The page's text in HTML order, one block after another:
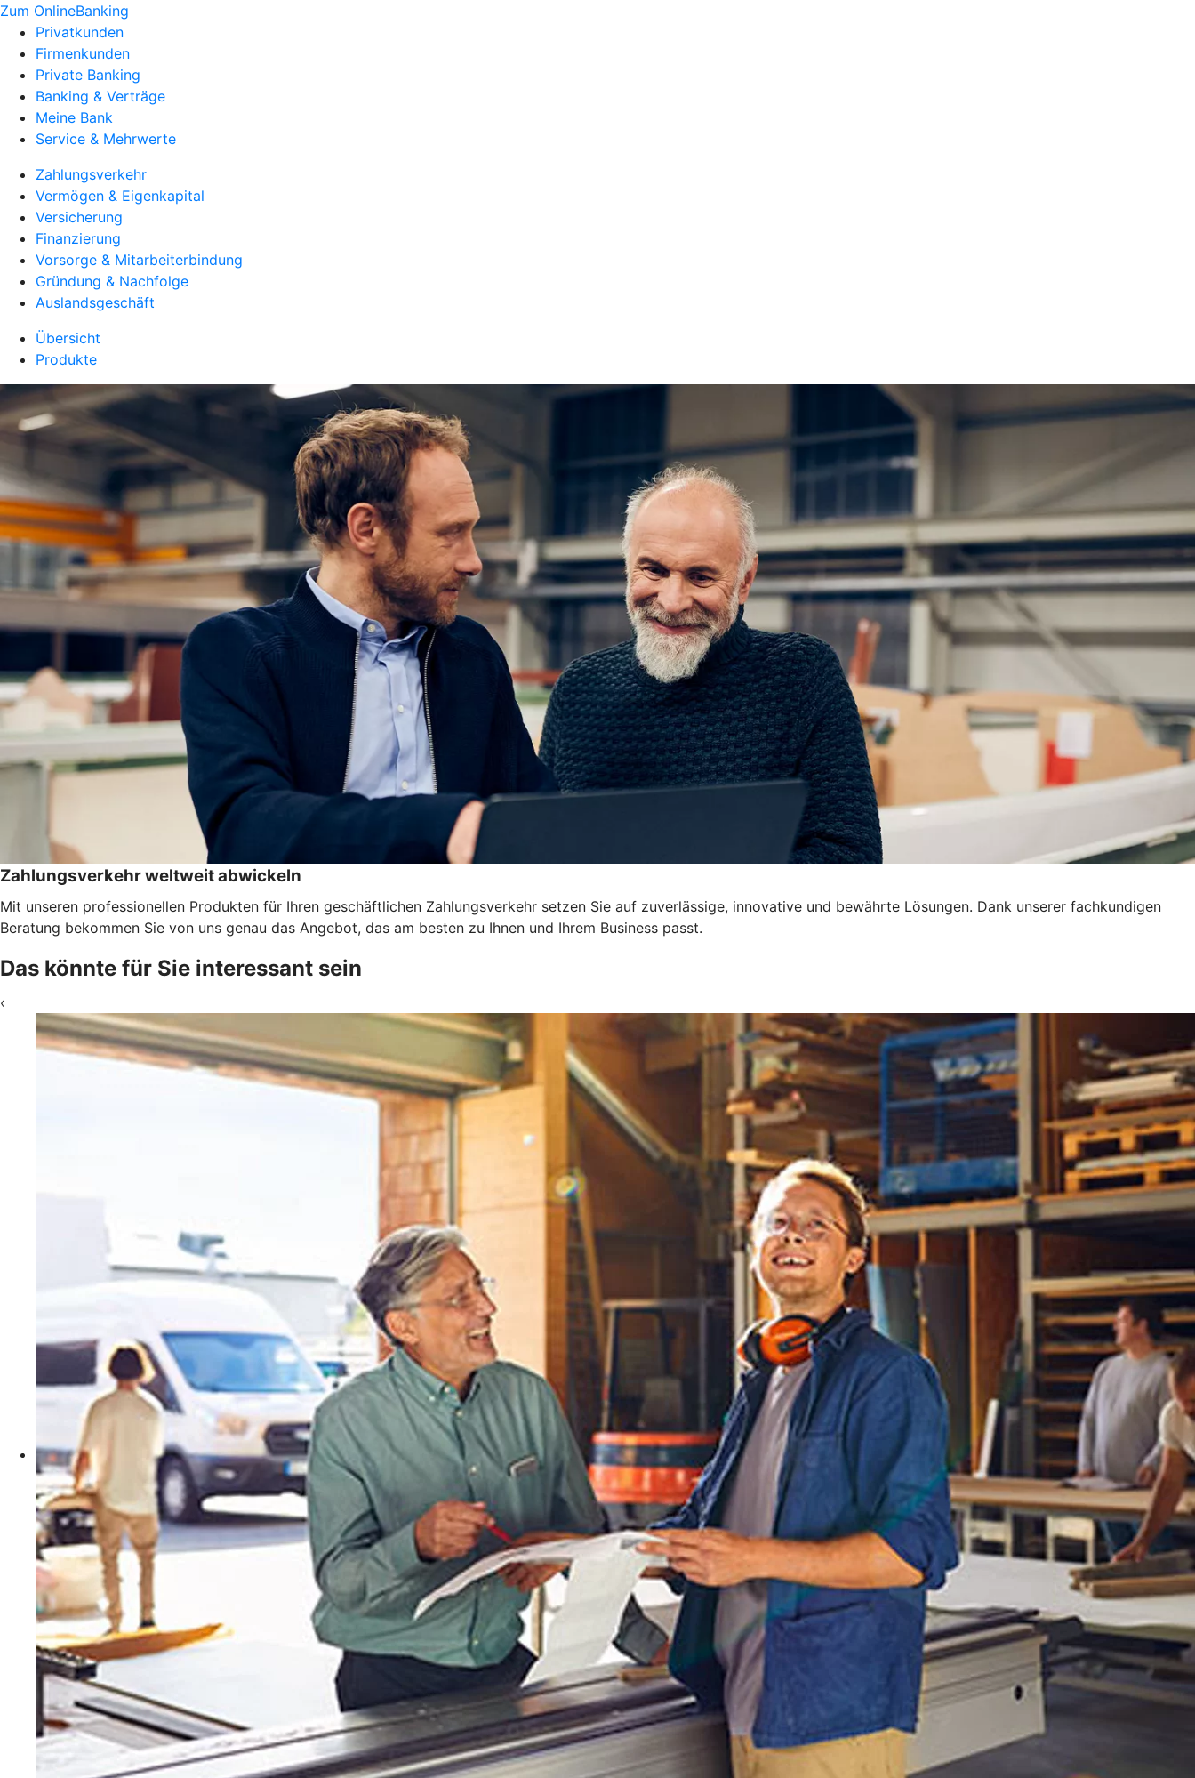
Zum OnlineBanking
Privatkunden
Firmenkunden
Private Banking
Banking & Verträge
Meine Bank
Service & Mehrwerte
Zahlungsverkehr
Vermögen & Eigenkapital
Versicherung
Finanzierung
Vorsorge & Mitarbeiterbindung
Gründung & Nachfolge
Auslandsgeschäft
Übersicht
Produkte
Zahlungsverkehr weltweit abwickeln
Mit unseren professionellen Produkten für Ihren geschäftlichen Zahlungsverkehr setzen Sie auf zuverlässige, innovative und bewährte Lösungen. Dank unserer fachkundigen
Beratung bekommen Sie von uns genau das Angebot, das am besten zu Ihnen und Ihrem Business passt.
Das könnte für Sie interessant sein
‹